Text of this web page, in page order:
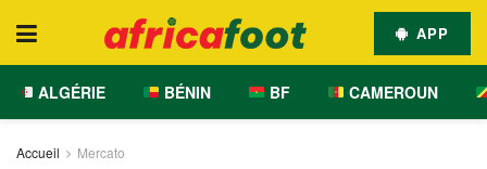
APP
ALGÉRIE BÉNIN BF CAMEROUN
Accueil Mercato